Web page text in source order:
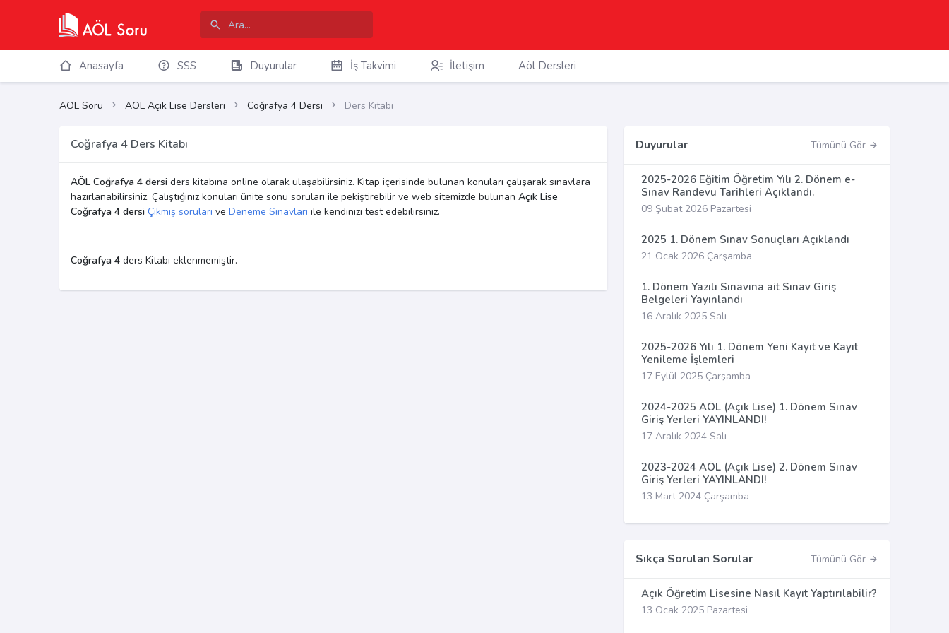
Anasayfa SSS Duyurular İş Takvimi İletişim Aöl Dersleri
AÖL Soru AÖL Açık Lise Dersleri Coğrafya 4 Dersi Ders Kitabı
Coğrafya 4 Ders Kitabı
AÖL Coğrafya 4 dersi ders kitabına online olarak ulaşabilirsiniz. Kitap içerisinde bulunan konuları çalışarak sınavlara
hazırlanabilirsiniz. Çalıştığınız konuları ünite sonu soruları ile pekiştirebilir ve web sitemizde bulunan Açık Lise
Coğrafya 4 dersi Çıkmış soruları ve Deneme Sınavları ile kendinizi test edebilirsiniz.
Coğrafya 4 ders Kitabı eklenmemiştir.
Duyurular Tümünü Gör
2025-2026 Eğitim Öğretim Yılı 2. Dönem e-
Sınav Randevu Tarihleri Açıklandı.
09 Şubat 2026 Pazartesi
2025 1. Dönem Sınav Sonuçları Açıklandı
21 Ocak 2026 Çarşamba
1. Dönem Yazılı Sınavına ait Sınav Giriş
Belgeleri Yayınlandı
16 Aralık 2025 Salı
2025-2026 Yılı 1. Dönem Yeni Kayıt ve Kayıt
Yenileme İşlemleri
17 Eylül 2025 Çarşamba
2024-2025 AÖL (Açık Lise) 1. Dönem Sınav
Giriş Yerleri YAYINLANDI!
17 Aralık 2024 Salı
2023-2024 AÖL (Açık Lise) 2. Dönem Sınav
Giriş Yerleri YAYINLANDI!
13 Mart 2024 Çarşamba
Sıkça Sorulan Sorular Tümünü Gör
Açık Öğretim Lisesine Nasıl Kayıt Yaptırılabilir?
13 Ocak 2025 Pazartesi